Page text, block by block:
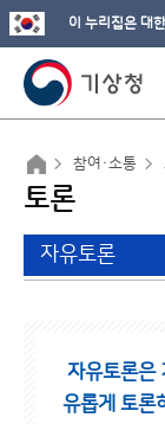
이 누리집은 대
참여·소통
토론
자유토론
자유토론은
유롭게 토론